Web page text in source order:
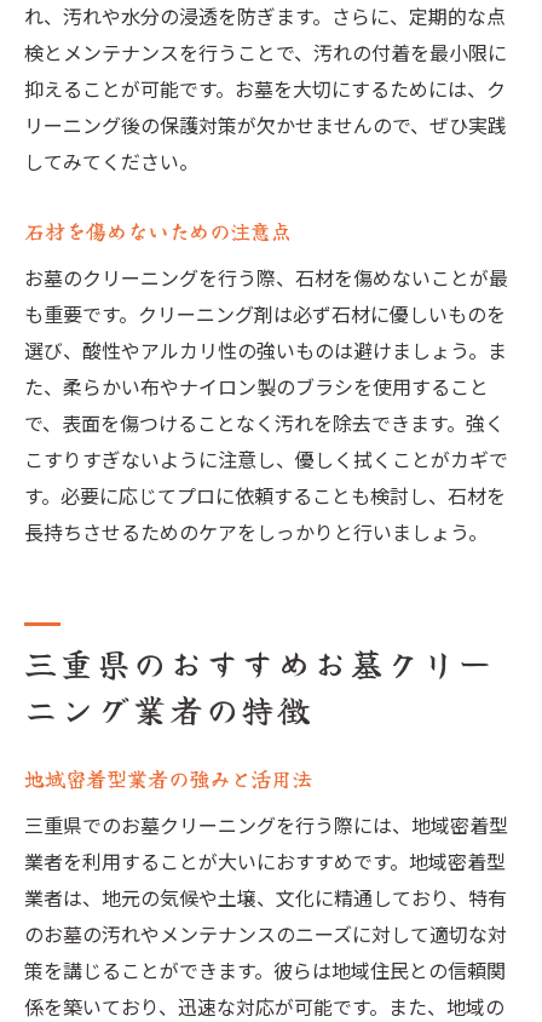
れ、汚れや水分の浸透を防ぎます。さらに、定期的な点
検とメンテナンスを行うことで、汚れの付着を最小限に
抑えることが可能です。お墓を大切にするためには、ク
リーニング後の保護対策が欠かせませんので、ぜひ実践
してみてください。
石材を傷めないための注意点
お墓のクリーニングを行う際、石材を傷めないことが最
も重要です。クリーニング剤は必ず石材に優しいものを
選び、酸性やアルカリ性の強いものは避けましょう。ま
た、柔らかい布やナイロン製のブラシを使用すること
で、表面を傷つけることなく汚れを除去できます。強く
こすりすぎないように注意し、優しく拭くことがカギで
す。必要に応じてプロに依頼することも検討し、石材を
長持ちさせるためのケアをしっかりと行いましょう。
三重県のおすすめお墓クリー
ニング業者の特徴
地域密着型業者の強みと活用法
三重県でのお墓クリーニングを行う際には、地域密着型
業者を利用することが大いにおすすめです。地域密着型
業者は、地元の気候や土壌、文化に精通しており、特有
のお墓の汚れやメンテナンスのニーズに対して適切な対
策を講じることができます。彼らは地域住民との信頼関
係を築いており、迅速な対応が可能です。また、地域の